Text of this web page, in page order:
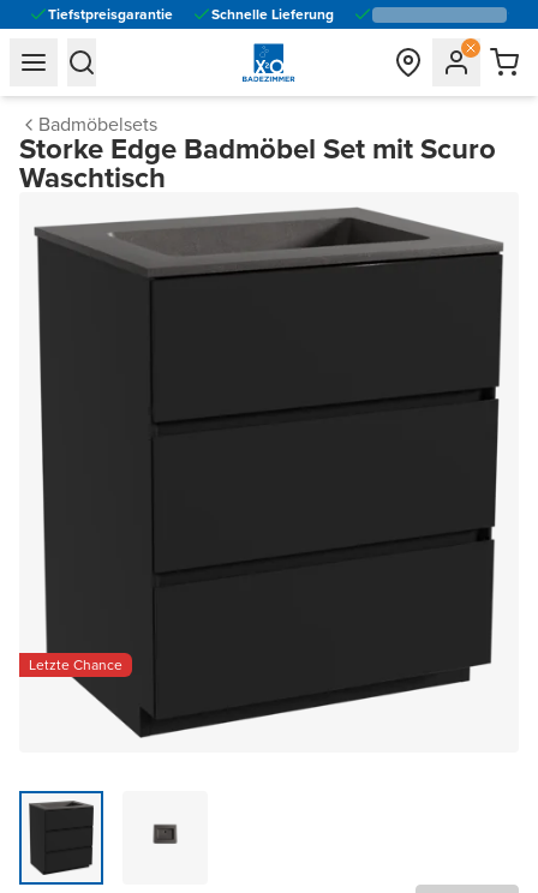
Tiefstpreisgarantie Schnelle Lieferung
general.navigation.toggle_menu.label
general.navigation.toggle_menu.label
Badmöbelsets
Storke Edge Badmöbel Set mit Scuro
Waschtisch
Letzte Chance